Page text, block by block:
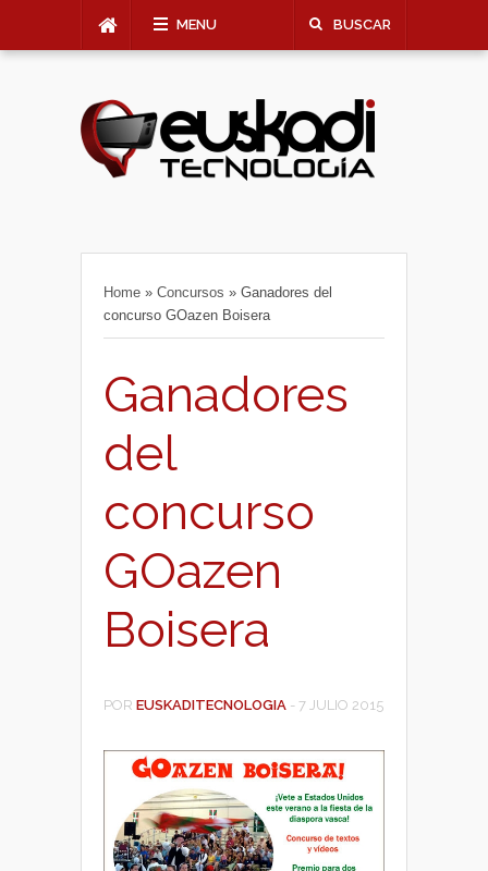
MENU BUSCAR
Home » Concursos » Ganadores del
concurso GOazen Boisera
Ganadores
del
concurso
GOazen
Boisera
POR EUSKADITECNOLOGIA - 7 JULIO 2015